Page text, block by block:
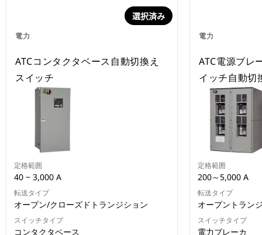
電力
選択済み
ATCコンタクタベース自動切換え
スイッチ
定格範囲
40 ~ 3,000 A
転送タイプ
オープン/クローズドトランジション
スイッチタイプ
コンタクタベース
電力
ATC電源ブレ
イッチ自動切
定格範囲
200～5,000 A
転送タイプ
オープントラン
スイッチタイプ
電力ブレーカ